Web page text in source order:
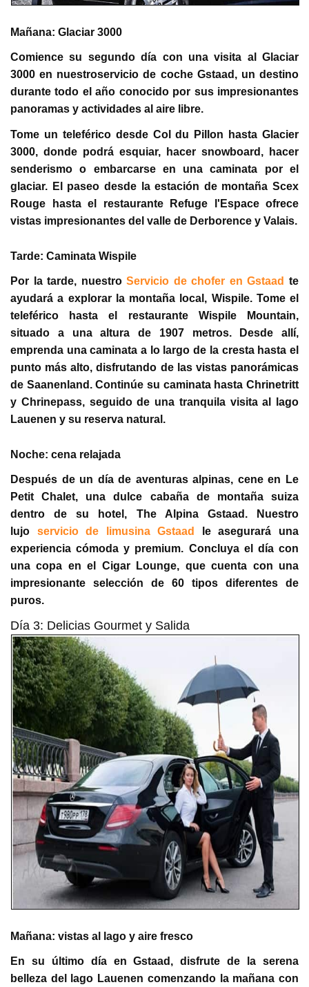
Mañana: Glaciar 3000
Comience su segundo día con una visita al Glaciar
3000 en nuestroservicio de coche Gstaad, un destino
durante todo el año conocido por sus impresionantes
panoramas y actividades al aire libre.
Tome un teleférico desde Col du Pillon hasta Glacier
3000, donde podrá esquiar, hacer snowboard, hacer
senderismo o embarcarse en una caminata por el
glaciar. El paseo desde la estación de montaña Scex
Rouge hasta el restaurante Refuge l'Espace ofrece
vistas impresionantes del valle de Derborence y Valais.
Tarde: Caminata Wispile
Por la tarde, nuestroServicio de chofer en Gstaad te
ayudará a explorar la montaña local, Wispile. Tome el
teleférico hasta el restaurante Wispile Mountain,
situado a una altura de 1907 metros. Desde allí,
emprenda una caminata a lo largo de la cresta hasta el
punto más alto, disfrutando de las vistas panorámicas
de Saanenland. Continúe su caminata hasta Chrinetritt
y Chrinepass, seguido de una tranquila visita al lago
Lauenen y su reserva natural.
Noche: cena relajada
Después de un día de aventuras alpinas, cene en Le
Petit Chalet, una dulce cabaña de montaña suiza
dentro de su hotel, The Alpina Gstaad. Nuestro
lujo servicio de limusina Gstaad
le asegurará una
experiencia cómoda y premium. Concluya el día con
una copa en el Cigar Lounge, que cuenta con una
impresionante selección de 60 tipos diferentes de
puros.
Día 3: Delicias Gourmet y Salida
Mañana: vistas al lago y aire fresco
En su último día en Gstaad, disfrute de la serena
belleza del lago Lauenen comenzando la mañana con